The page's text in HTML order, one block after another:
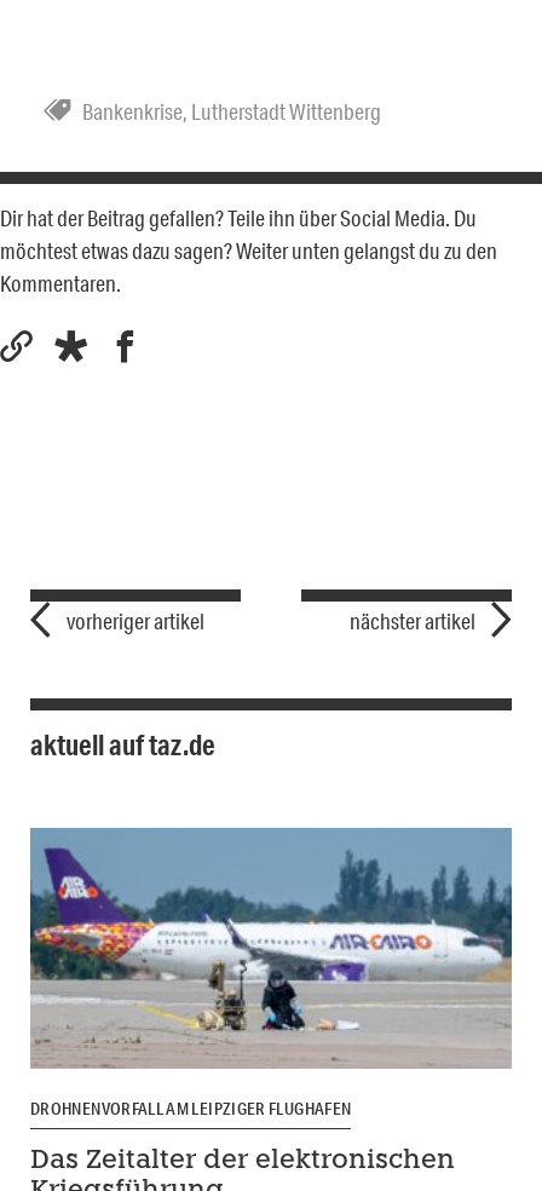
Bankenkrise, Lutherstadt Wittenberg
Dir hat der Beitrag gefallen? Teile ihn über Social Media. Du
möchtest etwas dazu sagen? Weiter unten gelangst du zu den
Kommentaren.
vorheriger artikel nächster artikel
aktuell auf taz.de
DROHNENVORFALL AM LEIPZIGER FLUGHAFEN
Das Zeitalter der elektronischen